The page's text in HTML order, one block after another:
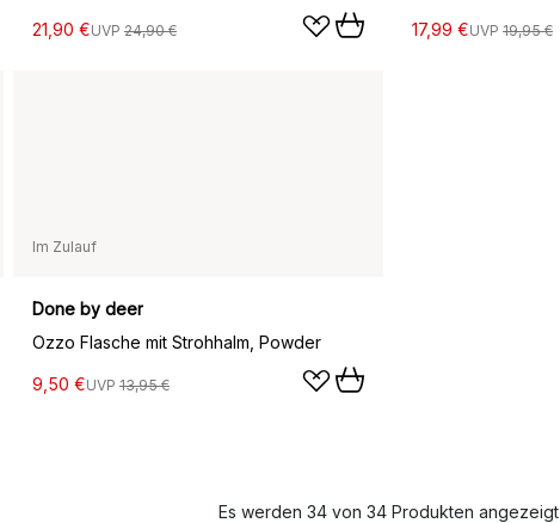
21,90 €UVP 24,90 € 17,99 €UVP 19,95 €
Im Zulauf
Done by deer
Ozzo Flasche mit Strohhalm, Powder
9,50 €UVP 13,95 €
Es werden 34 von 34 Produkten angezeigt